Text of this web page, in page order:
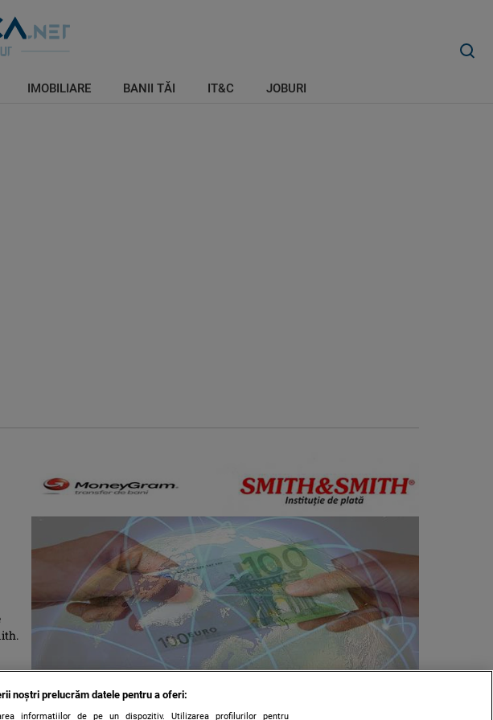
IMOBILIARE BANII TĂI IT&C JOBURI
noștri prelucrăm datele pentru a oferi:
informațiilor de pe un dispozitiv. Utilizarea profilurilor pentru